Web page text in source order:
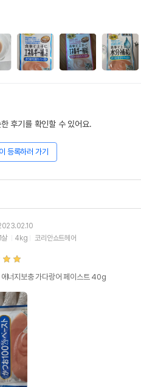
후기를 확인할 수 있어요.
등록하러 가기
1살 4kg 코리안쇼트헤어
너지보충 가다랑어 페이스트 40g